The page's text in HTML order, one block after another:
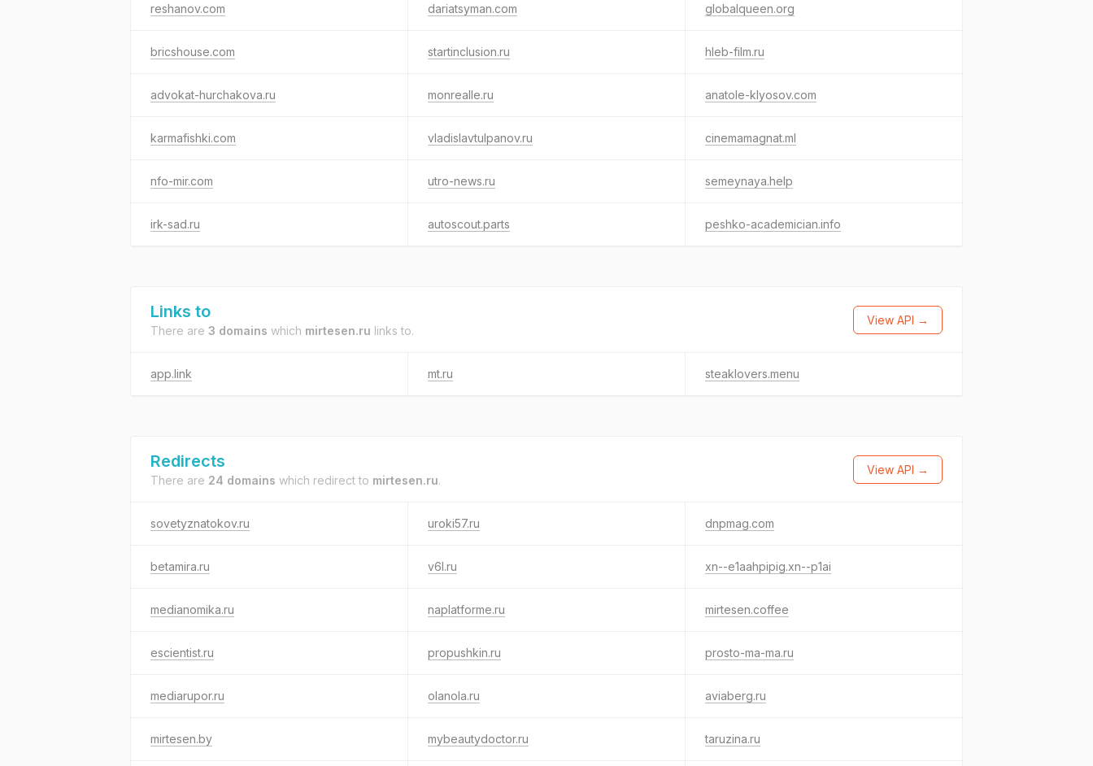
reshanov.com dariatsyman.com globalqueen.org
bricshouse.com startinclusion.ru hleb-film.ru
advokat-hurchakova.ru monrealle.ru anatole-klyosov.com
karmafishki.com vladislavtulpanov.ru cinemamagnat.ml
nfo-mir.com utro-news.ru semeynaya.help
irk-sad.ru autoscout.parts peshko-academician.info
Links to
There are 3 domains which mirtesen.ru links to.
View API →
app.link mt.ru steaklovers.menu
Redirects
There are 24 domains which redirect to mirtesen.ru.
View API →
sovetyznatokov.ru uroki57.ru dnpmag.com
betamira.ru v6l.ru xn--e1aahpipig.xn--p1ai
medianomika.ru naplatforme.ru mirtesen.coffee
escientist.ru propushkin.ru prosto-ma-ma.ru
mediarupor.ru olanola.ru aviaberg.ru
mirtesen.by mybeautydoctor.ru taruzina.ru